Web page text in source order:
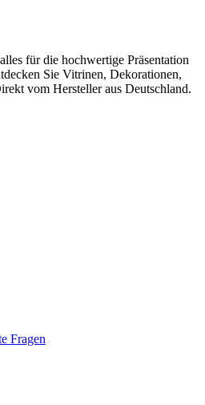
für die hochwertige Präsentation
Sie Vitrinen, Dekorationen,
vom Hersteller aus Deutschland.
Fragen